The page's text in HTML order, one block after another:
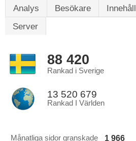
Analys Besökare Innehåll
Server
88 420
Rankad i Sverige
13 520 679
Rankad I Världen
Månatliga sidor granskade 1 966